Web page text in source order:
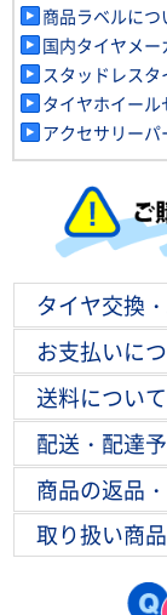
商品ラベルにつ
国内タイヤメ
スタッドレス
タイヤホイー
アクセサリーパ
タイヤ交換
お支払いに
送料について
配送・配達
商品の返品
取り扱い商